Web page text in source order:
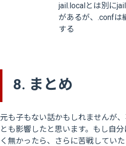
jail.localとは別に
があるが、.confは
する
8. まとめ
元も子もない話かもしれませんが
とも影響したと思います。もし自
く無かったら、さらに苦戦してい